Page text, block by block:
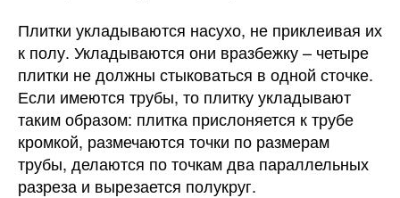
Плитки укладываются насухо, не приклеивая их
к полу. Укладываются они вразбежку – четыре
плитки не должны стыковаться в одной сточке.
Если имеются трубы, то плитку укладывают
таким образом: плитка прислоняется к трубе
кромкой, размечаются точки по размерам
трубы, делаются по точкам два параллельных
разреза и вырезается полукруг.